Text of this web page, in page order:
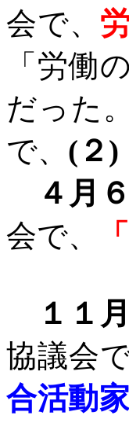
会で、
「労働
だった
で、 ( ２ )
４月
会で、
１１
協議会で
合活動家